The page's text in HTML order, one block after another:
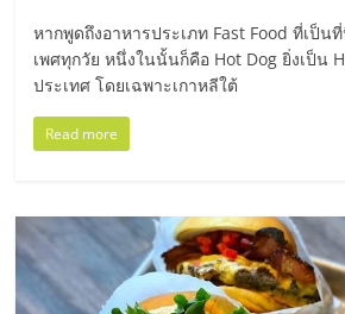
ไชส์
ขาย
หน้า
บ้าน
ลงทุน
คืน
ทุน
ไว,
ที่
หากพูดถึงอาหารประเภท Fast Food ที่เป็
เพศทุกวัย หนึ่งในนั้นก็คือ Hot Dog ยิ่งเป็น
ประเทศ โดยเฉพาะเกาหลีใต้
Read more